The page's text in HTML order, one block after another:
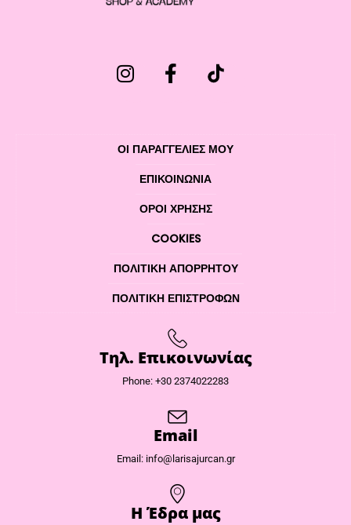
ΟΙ ΠΑΡΑΓΓΕΛΙΕΣ ΜΟΥ
ΕΠΙΚΟΙΝΩΝΊΑ
ΌΡΟΙ ΧΡΉΣΗΣ
COOKIES
ΠΟΛΙΤΙΚΉ ΑΠΟΡΡΉΤΟΥ
ΠΟΛΙΤΙΚΉ ΕΠΙΣΤΡΟΦΏΝ
Τηλ. Επικοινωνίας
Phone: +30 2374022283
Email
Email: info@larisajurcan.gr
Η Έδρα μας​